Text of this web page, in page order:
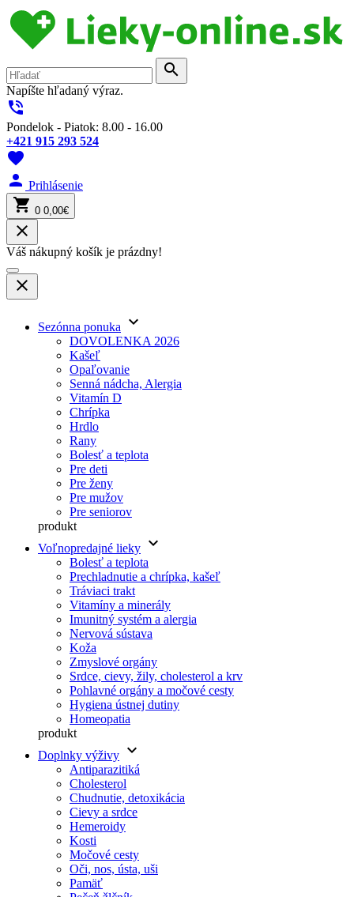
search
Napíšte hľadaný výraz.
phone_in_talk
Pondelok - Piatok: 8.00 - 16.00
+421 915 293 524
favorite
person Prihlásenie
shopping_cart 0 0,00€
close
Váš nákupný košík je prázdny!
close
Sezónna ponuka keyboard_arrow_down
DOVOLENKA 2026
Kašeľ
Opaľovanie
Senná nádcha, Alergia
Vitamín D
Chrípka
Hrdlo
Rany
Bolesť a teplota
Pre deti
Pre ženy
Pre mužov
Pre seniorov
produkt
Voľnopredajné lieky keyboard_arrow_down
Bolesť a teplota
Prechladnutie a chrípka, kašeľ
Tráviaci trakt
Vitamíny a minerály
Imunitný systém a alergia
Nervová sústava
Koža
Zmyslové orgány
Srdce, cievy, žily, cholesterol a krv
Pohlavné orgány a močové cesty
Hygiena ústnej dutiny
Homeopatia
produkt
Doplnky výživy keyboard_arrow_down
Antiparazitiká
Cholesterol
Chudnutie, detoxikácia
Cievy a srdce
Hemeroidy
Kosti
Močové cesty
Oči, nos, ústa, uši
Pamäť